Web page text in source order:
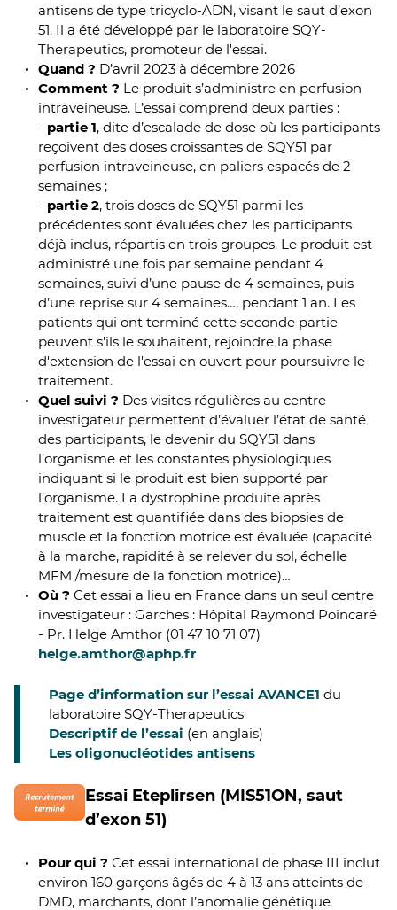
antisens de type tricyclo-ADN, visant le saut d’exon
51. Il a été développé par le laboratoire SQY-
Therapeutics, promoteur de l'essai.
Quand ? D’avril 2023 à décembre 2026
Comment ? Le produit s’administre en perfusion
intraveineuse. L’essai comprend deux parties :
- partie 1, dite d’escalade de dose où les participants
reçoivent des doses croissantes de SQY51 par
perfusion intraveineuse, en paliers espacés de 2
semaines ;
- partie 2, trois doses de SQY51 parmi les
précédentes sont évaluées chez les participants
déjà inclus, répartis en trois groupes. Le produit est
administré une fois par semaine pendant 4
semaines, suivi d’une pause de 4 semaines, puis
d’une reprise sur 4 semaines…, pendant 1 an. Les
patients qui ont terminé cette seconde partie
peuvent s'ils le souhaitent, rejoindre la phase
d'extension de l'essai en ouvert pour poursuivre le
traitement.
Quel suivi ? Des visites régulières au centre
investigateur permettent d’évaluer l’état de santé
des participants, le devenir du SQY51 dans
l’organisme et les constantes physiologiques
indiquant si le produit est bien supporté par
l’organisme. La dystrophine produite après
traitement est quantifiée dans des biopsies de
muscle et la fonction motrice est évaluée (capacité
à la marche, rapidité à se relever du sol, échelle
MFM /mesure de la fonction motrice)…
Où ? Cet essai a lieu en France dans un seul centre
investigateur : Garches : Hôpital Raymond Poincaré
- Pr. Helge Amthor (01 47 10 71 07)
helge.amthor@aphp.fr
Page d’information sur l’essai AVANCE1 du
laboratoire SQY-Therapeutics
Descriptif de l’essai (en anglais)
Les oligonucléotides antisens
Essai Eteplirsen (MIS51ON, saut
d’exon 51)
Pour qui ? Cet essai international de phase III inclut
environ 160 garçons âgés de 4 à 13 ans atteints de
DMD, marchants, dont l’anomalie génétique